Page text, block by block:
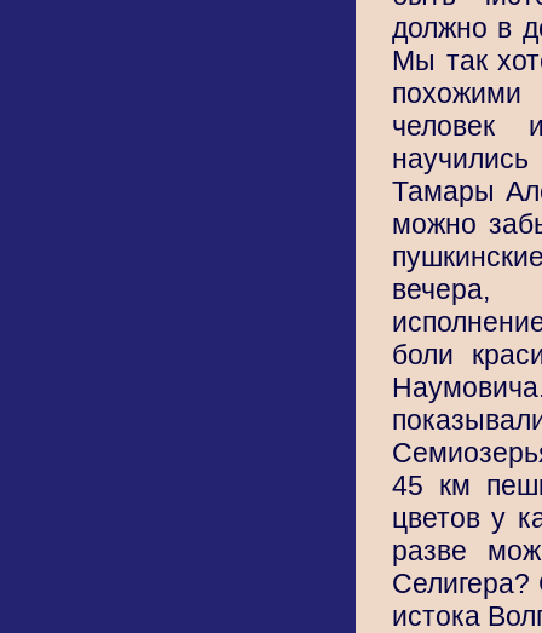
должно в
Мы так
человек
Тамары
можно
вечера,
боли
45 км
цветов у
разве
истока